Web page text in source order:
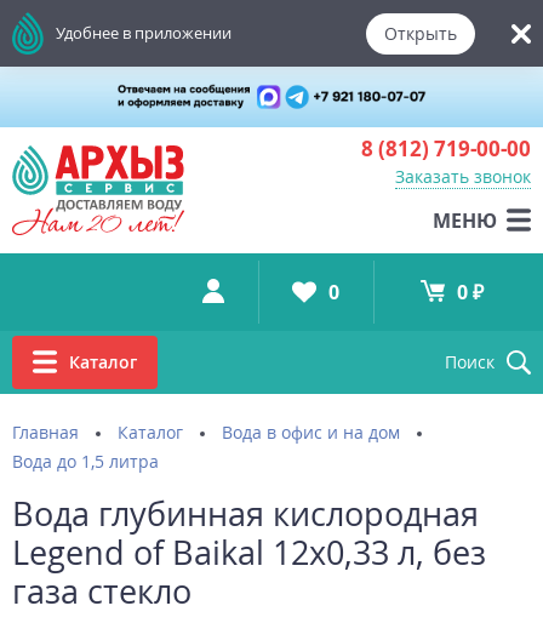
8 (812) 719-00-00
Заказать звонок
МЕНЮ
Удобнее в приложении Открыть
Каталог Поиск
0 0 ₽
Главная Каталог
Вода в офис и на дом
Вода до 1,5 литра
Вода глубинная кислородная
Legend of Baikal 12х0,33 л, без
газа стекло